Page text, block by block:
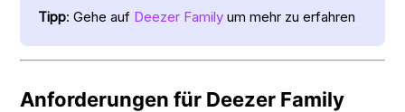
Tipp: Gehe auf Deezer Family um mehr zu erfahren
Anforderungen für Deezer Family